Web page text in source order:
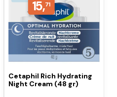
15,71
Cetaphil Rich Hydrating
Night Cream (48 gr)